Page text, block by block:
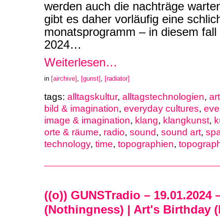
werden auch die nachträge
gibt es daher vorläufig eine
monatsprogramm – in diesem
2024…
Weiterlesen…
in [airchive] [gunst] [radiator]
tags: alltagskultur, alltagstechnologien,
bild & imagination, everyday cultures,
image & imagination, klang, klangkunst,
orte & räume, radio, sound, sound art,
technology, time, topographien,
((o)) GUNSTradio –
(Nothingness) | Art's Birthday